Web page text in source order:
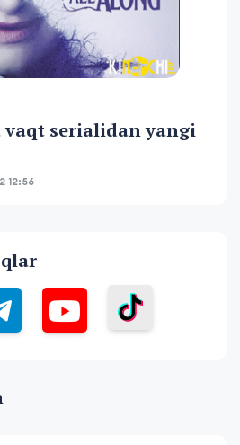
vaqt serialidan yangi
12:56